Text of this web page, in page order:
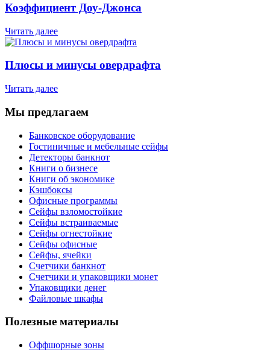
Коэффициент Доу-Джонса
Читать далее
Плюсы и минусы овердрафта
Читать далее
Мы предлагаем
Банковское оборудование
Гостиничные и мебельные сейфы
Детекторы банкнот
Книги о бизнесе
Книги об экономике
Кэшбоксы
Офисные программы
Сейфы взломостойкие
Сейфы встраиваемые
Сейфы огнестойкие
Сейфы офисные
Сейфы, ячейки
Счетчики банкнот
Счетчики и упаковщики монет
Упаковщики денег
Файловые шкафы
Полезные материалы
Оффшорные зоны